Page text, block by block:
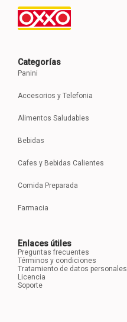
Categorías
Panini
Accesorios y Telefonia
Alimentos Saludables
Bebidas
Cafes y Bebidas Calientes
Comida Preparada
Farmacia
Enlaces útiles
Preguntas frecuentes
Términos y condiciones
Tratamiento de datos personales
Licencia
Soporte